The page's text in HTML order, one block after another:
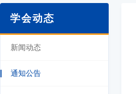
学会动态
新闻动态
通知公告